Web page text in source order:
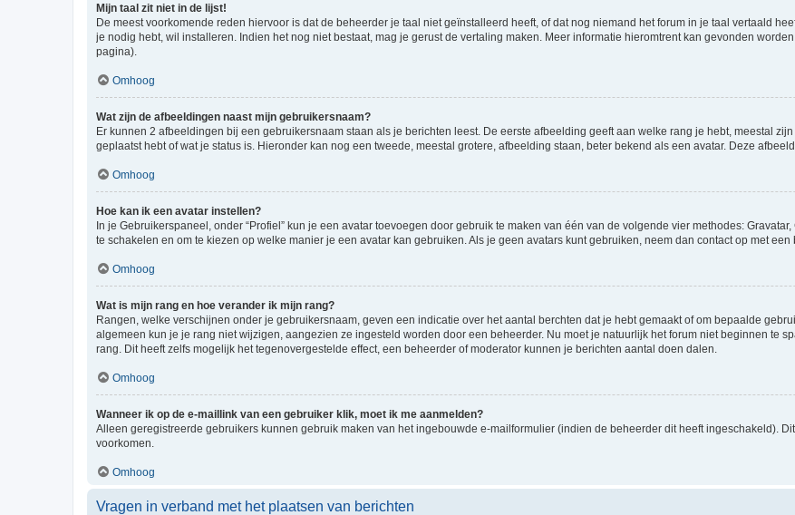
Mijn taal zit niet in de lijst!
De meest voorkomende reden hiervoor is dat de beheerder je taal niet geïnstalleerd heeft, of dat nog niemand het forum in je taal vertaald
je nodig hebt, wil installeren. Indien het nog niet bestaat, mag je gerust de vertaling maken. Meer informatie hieromtrent kan gevonden
pagina).
Omhoog
Wat zijn de afbeeldingen naast mijn gebruikersnaam?
Er kunnen 2 afbeeldingen bij een gebruikersnaam staan als je berichten leest. De eerste afbeelding geeft aan welke rang je hebt, meestal
geplaatst hebt of wat je status is. Hieronder kan nog een tweede, meestal grotere, afbeelding staan, beter bekend als een avatar. Deze
Omhoog
Hoe kan ik een avatar instellen?
In je Gebruikerspaneel, onder “Profiel” kun je een avatar toevoegen door gebruik te maken van één van de volgende vier methodes:
te schakelen en om te kiezen op welke manier je een avatar kan gebruiken. Als je geen avatars kunt gebruiken, neem dan contact op met
Omhoog
Wat is mijn rang en hoe verander ik mijn rang?
Rangen, welke verschijnen onder je gebruikersnaam, geven een indicatie over het aantal berchten dat je hebt gemaakt of om bepaalde
algemeen kun je je rang niet wijzigen, aangezien ze ingesteld worden door een beheerder. Nu moet je natuurlijk het forum niet beginnen te
rang. Dit heeft zelfs mogelijk het tegenovergestelde effect, een beheerder of moderator kunnen je berichten aantal doen dalen.
Omhoog
Wanneer ik op de e-maillink van een gebruiker klik, moet ik me aanmelden?
Alleen geregistreerde gebruikers kunnen gebruik maken van het ingebouwde e-mailformulier (indien de beheerder dit heeft ingeschakeld).
voorkomen.
Omhoog
Vragen in verband met het plaatsen van berichten